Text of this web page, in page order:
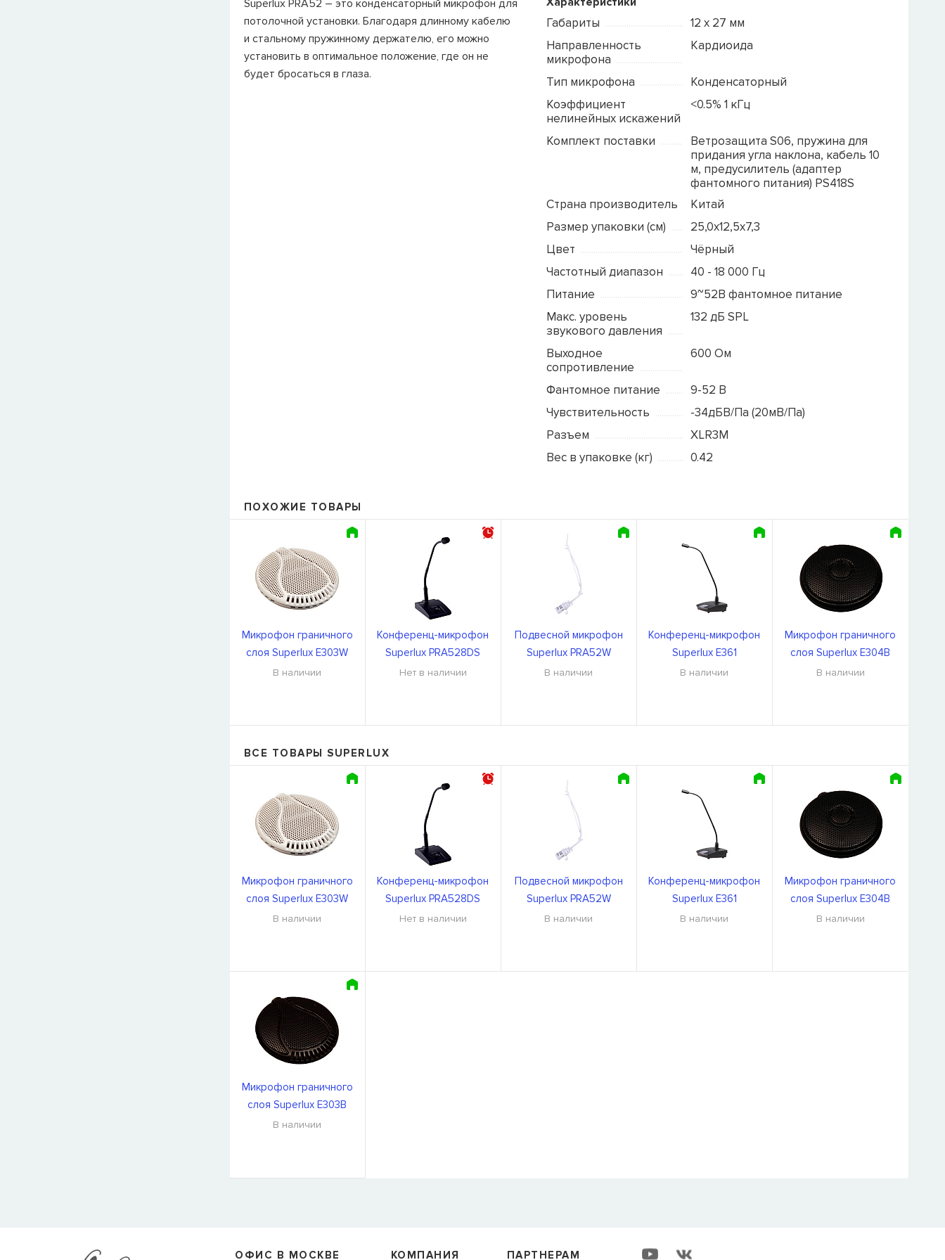
Superlux PRA52 – это конденсаторный микрофон для
потолочной установки. Благодаря длинному кабелю
и стальному пружинному держателю, его можно
установить в оптимальное положение, где он не
будет бросаться в глаза.
Габариты
12 x 27 мм
Направленность
микрофона
Кардиоида
Тип микрофона
Конденсаторный
Коэффициент
нелинейных искажений
<0.5% 1 кГц
Комплект поставки
Ветрозащита S06, пружина для
придания угла наклона, кабель 10
м, предусилитель (адаптер
фантомного питания) PS418S
Страна производитель
Китай
Размер упаковки (см)
25,0x12,5x7,3
Цвет
Чёрный
Частотный диапазон
40 - 18 000 Гц
Питание
9~52В фантомное питание
Макc. уровень
звукового давления
132 дБ SPL
Выходное
сопротивление
600 Ом
Фантомное питание
9-52 В
Чувствительность
-34дБВ/Па (20мВ/Па)
Разъем
XLR3M
Вес в упаковке (кг)
0.42
ПОХОЖИЕ ТОВАРЫ
Микрофон граничного
слоя Superlux E303W
В наличии
Конференц-микрофон
Superlux PRA528DS
Нет в наличии
Подвесной микрофон
Superlux PRA52W
В наличии
Конференц-микрофон
Superlux E361
В наличии
Микрофон граничного
слоя Superlux E304B
В наличии
ВСЕ ТОВАРЫ SUPERLUX
Микрофон граничного
слоя Superlux E303W
В наличии
Конференц-микрофон
Superlux PRA528DS
Нет в наличии
Подвесной микрофон
Superlux PRA52W
В наличии
Конференц-микрофон
Superlux E361
В наличии
Микрофон граничного
слоя Superlux E304B
В наличии
Микрофон граничного
слоя Superlux E303B
В наличии
наличии, но вы можете оставить заявку и мы сообщим вам,
ОФИС В МОСКВЕ КОМПАНИЯ ПАРТНЕРАМ